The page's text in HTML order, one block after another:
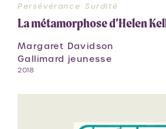
Persévérance Surdité
La métamorphose d’Helen
Margaret Davidson
Gallimard jeunesse
2018